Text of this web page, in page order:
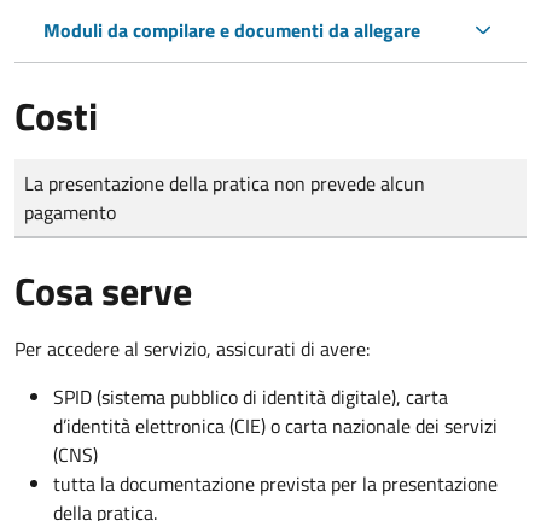
Moduli da compilare e documenti da allegare
Costi
Tipo di pagamento
Importo
La presentazione della pratica non prevede alcun
pagamento
Cosa serve
Per accedere al servizio, assicurati di avere:
SPID (sistema pubblico di identità digitale), carta
d’identità elettronica (CIE) o carta nazionale dei servizi
(CNS)
tutta la documentazione prevista per la presentazione
della pratica.